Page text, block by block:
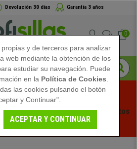
Devolución 30 días Garantía 3 años
0
de Verano en Ofisillas! Descuentos
Limitado - Ver Promo
y de terceros para analizar
web mediante la obtención de los
estudiar su navegación. Puede
en la Política de Cookies
las cookies pulsando el botón
y Continuar".
ACEPTAR Y CONTINUAR